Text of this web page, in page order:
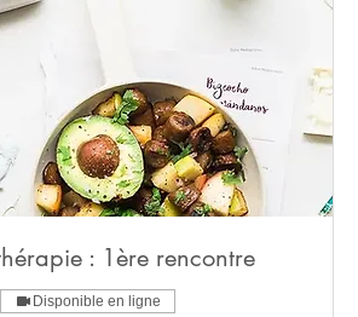
: 1ère rencontre
Disponible en ligne